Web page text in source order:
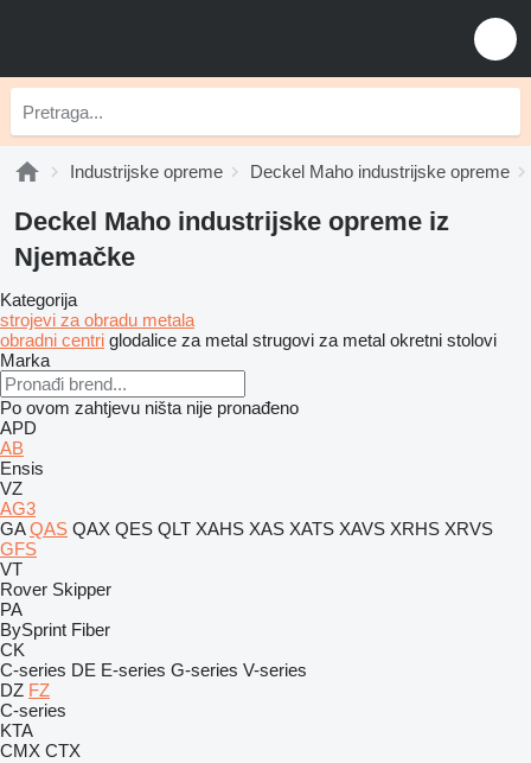
Industrijske opreme Deckel Maho industrijske opreme
Deckel Maho industrijske opreme iz
Njemačke
Kategorija
strojevi za obradu metala
obradni centri glodalice za metal strugovi za metal okretni stolovi
Marka
Po ovom zahtjevu ništa nije pronađeno
APD
AB
Ensis
VZ
AG3
GA QAS QAX QES QLT XAHS XAS XATS XAVS XRHS XRVS
GFS
VT
Rover Skipper
PA
BySprint Fiber
CK
C-series DE E-series G-series V-series
DZ FZ
C-series
KTA
CMX CTX